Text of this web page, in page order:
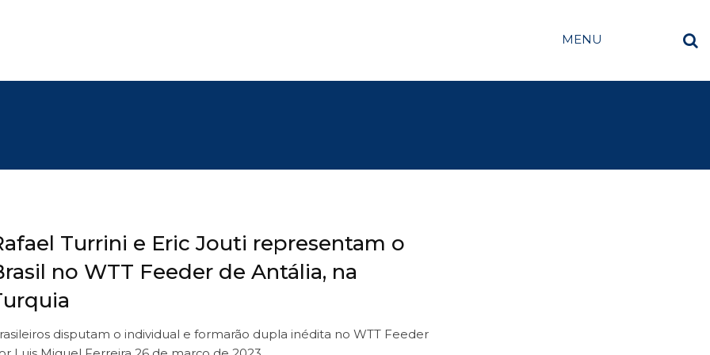
MENU
Turrini e Eric Jouti representam o
no WTT Feeder de Antália, na
disputam o individual e formarão dupla inédita no WTT Feeder